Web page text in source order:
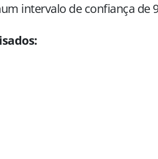
intervalo de confiança de